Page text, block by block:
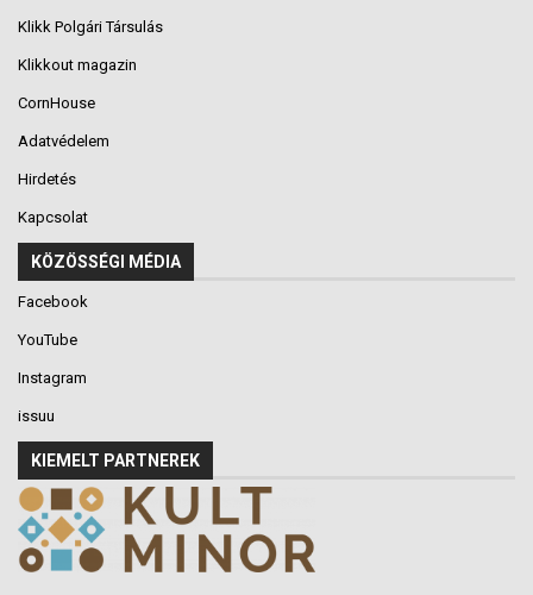
Klikk Polgári Társulás
Klikkout magazin
CornHouse
Adatvédelem
Hirdetés
Kapcsolat
KÖZÖSSÉGI MÉDIA
Facebook
YouTube
Instagram
issuu
KIEMELT PARTNEREK